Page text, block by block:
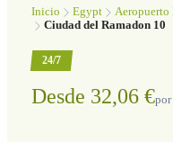
Inicio Egypt
Aeropuerto
Ciudad del Ramadon 10
24/7
Desde 32,06 €